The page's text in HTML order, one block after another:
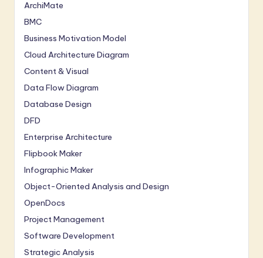
ArchiMate
BMC
Business Motivation Model
Cloud Architecture Diagram
Content & Visual
Data Flow Diagram
Database Design
DFD
Enterprise Architecture
Flipbook Maker
Infographic Maker
Object-Oriented Analysis and Design
OpenDocs
Project Management
Software Development
Strategic Analysis